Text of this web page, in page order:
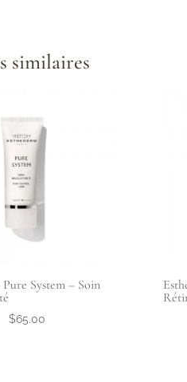
similaires
System – Soin
$65.00